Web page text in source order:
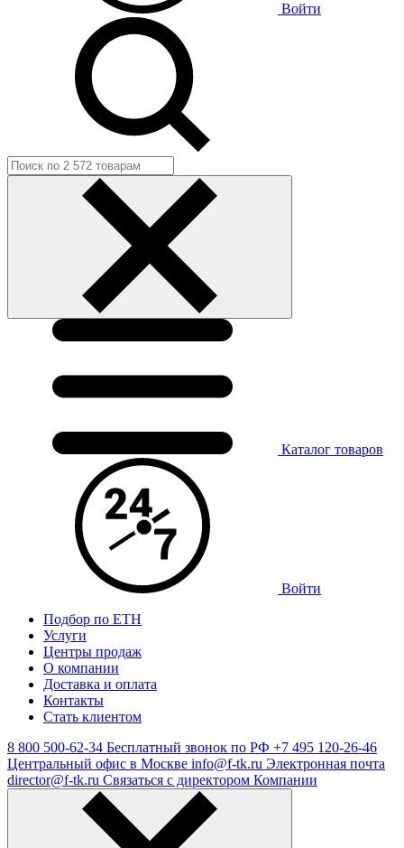
Войти
Каталог товаров
Войти
Подбор по ЕТН
Услуги
Центры продаж
О компании
Доставка и оплата
Контакты
Стать клиентом
8 800 500-62-34 Бесплатный звонок по РФ +7 495 120-26-46
Центральный офис в Москве info@f-tk.ru Электронная почта
director@f-tk.ru Связаться с директором Компании